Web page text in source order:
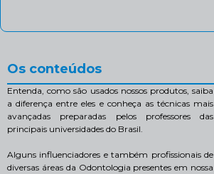
Os conteúdos
Entenda, como são usados nossos produtos, saiba
a diferença entre eles e conheça as técnicas mais
avançadas preparadas pelos professores das
principais universidades do Brasil.
Alguns influenciadores e também profissionais de
diversas áreas da Odontologia presentes em nossa